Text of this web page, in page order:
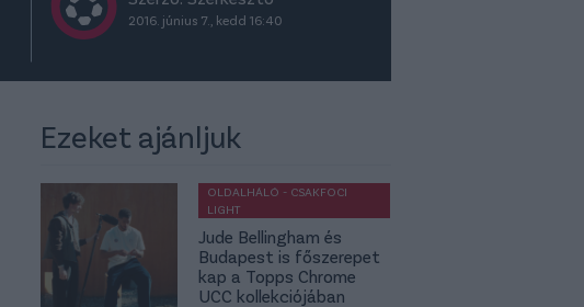
2016. június 7., kedd 16:40
Ezeket ajánljuk
OLDALHÁLÓ - CSAKFOCI
LIGHT
Jude Bellingham és
Budapest is főszerepet
kap a Topps Chrome
UCC kollekciójában